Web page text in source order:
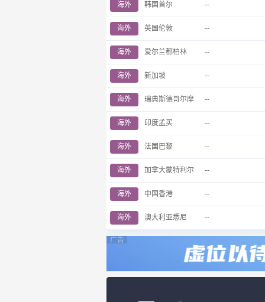
海外 韩国首尔 --
海外 英国伦敦 --
海外 爱尔兰都柏林 --
海外 新加坡 --
海外 瑞典斯德哥尔摩 --
海外 印度孟买 --
海外 法国巴黎 --
海外 加拿大蒙特利尔 --
海外 中国香港 --
海外 澳大利亚悉尼 --
广告